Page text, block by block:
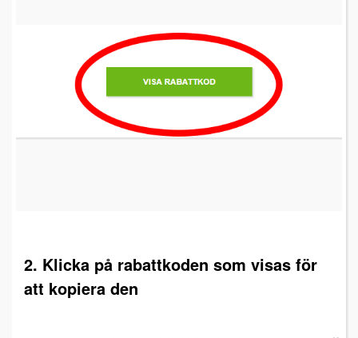
2. Klicka på rabattkoden som visas för
att kopiera den